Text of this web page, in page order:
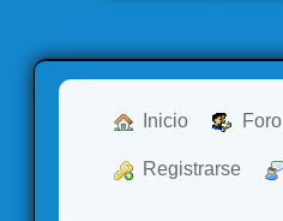
Inicio Foro
Registrarse